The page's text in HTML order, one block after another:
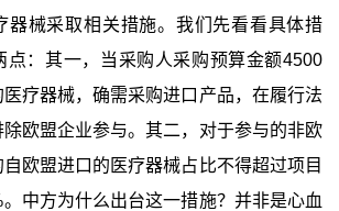
器械采取相关措施。我们先看看具体措
点：其一，当采购人采购预算金额4500
疗器械，确需采购进口产品，在履行法
欧盟企业参与。其二，对于参与的非欧
欧盟进口的医疗器械占比不得超过项目
中方为什么出台这一措施？并非是心血